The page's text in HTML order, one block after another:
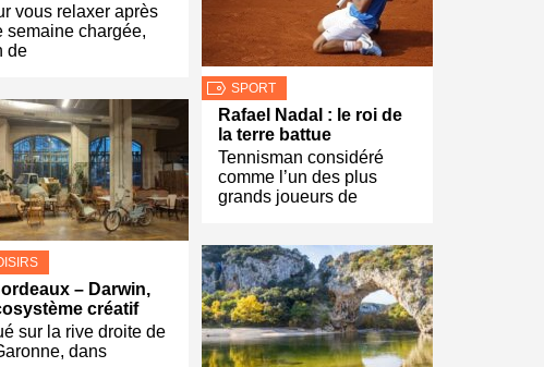
vous relaxer après
semaine chargée,
de
– Darwin,
créatif
sur la rive droite de
dans
SPORT
Rafael Nadal : le roi de
la terre battue
Tennisman considéré
comme l’un des plus
grands joueurs de